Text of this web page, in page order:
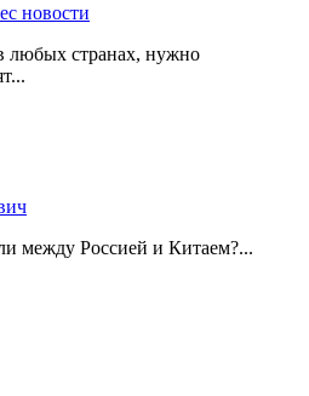
новости
странах, нужно
между Россией и Китаем?...